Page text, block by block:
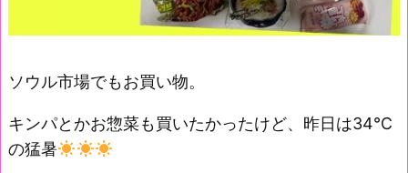
ソウル市場でもお買い物。
キンパとかお惣菜も買いたかったけど、昨日は34℃
の猛暑